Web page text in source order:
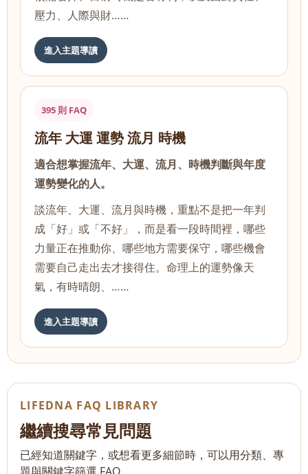
壓力、人際與財……
進入主題導讀
395 則 FAQ
流年 大運 運勢 流月 時機
適合想掌握流年、大運、流月、時機判斷與年度
運勢變化的人。
談流年、大運、流月與時機，重點不是把一年判
成「好」或「不好」，而是看一段時間裡，哪些
力量正在推動你、哪些地方需要保守，哪些機會
需要自己走出去才接得住。命理上的運勢像天
氣，有時晴朗、……
進入主題導讀
LIFEDNA FAQ LIBRARY
繼續搜尋常見問題
已經知道關鍵字，或想看更多細節時，可以用分類、專